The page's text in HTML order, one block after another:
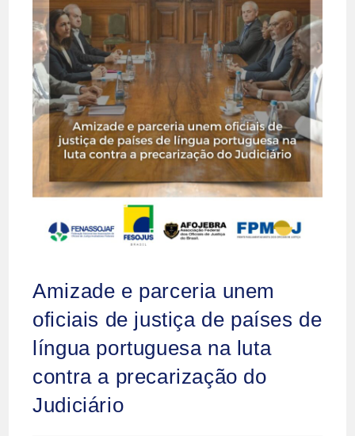
Amizade e parceria unem
oficiais de justiça de países de
língua portuguesa na luta
contra a precarização do
Judiciário